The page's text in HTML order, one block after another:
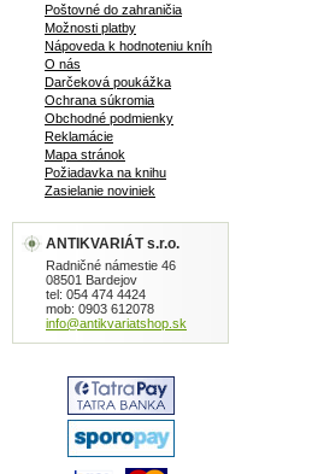
Poštovné do zahraničia
Možnosti platby
Nápoveda k hodnoteniu kníh
O nás
Darčeková poukážka
Ochrana súkromia
Obchodné podmienky
Reklamácie
Mapa stránok
Požiadavka na knihu
Zasielanie noviniek
ANTIKVARIÁT s.r.o.
Radničné námestie 46
08501 Bardejov
tel: 054 474 4424
mob: 0903 612078
info@antikvariatshop.sk